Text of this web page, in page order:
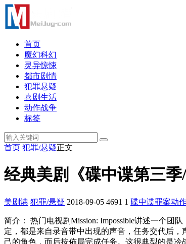
首页
魔幻科幻
灵异惊悚
都市剧情
犯罪悬疑
喜剧生活
动作战争
标签
首页 犯罪/悬疑正文
经典美剧《碟中谍第三季
美剧港 犯罪/悬疑 2018-09-05 4691 1 碟中谍罪案动
简介： 热门电视剧Mission: Impossible讲述一个团
定，都是来自录音带中出现的声音，任务交代后
己的角色，而后按佈局完成任务。这很典型的是冷